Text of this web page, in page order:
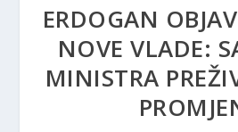
ERDOGAN
NOVE VLADE:
MINISTRA